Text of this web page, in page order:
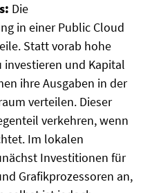
Die
in einer Public Cloud
Statt vorab hohe
und Kapital
ihre Ausgaben in der
verteilen. Dieser
verkehren, wenn
Im lokalen
Investitionen für
Grafikprozessoren an,